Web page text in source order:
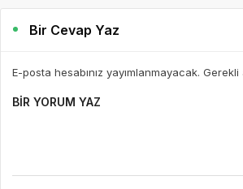
Bir Cevap Yaz
E-posta hesabınız yayımlanmayacak.
BIR YORUM YAZ